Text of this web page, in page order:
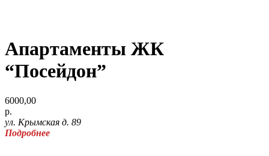
Апартаменты ЖК
“Посейдон”
6000,00
р.
ул. Крымская д. 89
Подробнее